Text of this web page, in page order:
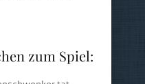
zum Spiel: